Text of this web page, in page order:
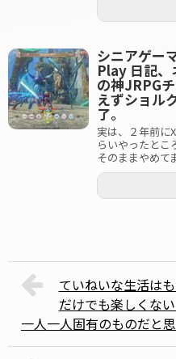
シニアゲ
Play 日記、
の神JRPG
えずショル
了。
実は、２年前に
らいやったとこ
そのままやめて
ていねいな生活は
だけでも楽しくな
一人一人固有のものだと